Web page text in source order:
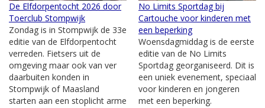
De Elfdorpentocht 2026 door
Toerclub Stompwijk
Zondag is in Stompwijk de 33e
editie van de Elfdorpentocht
verreden. Fietsers uit de
omgeving maar ook van ver
daarbuiten konden in
Stompwijk of Maasland
starten aan een stoplicht arme
No Limits Sportdag bij
Cartouche voor kinderen met
een beperking
Woensdagmiddag is de eerste
editie van de No Limits
Sportdag georganiseerd. Dit is
een uniek evenement, speciaal
voor kinderen en jongeren
met een beperking.